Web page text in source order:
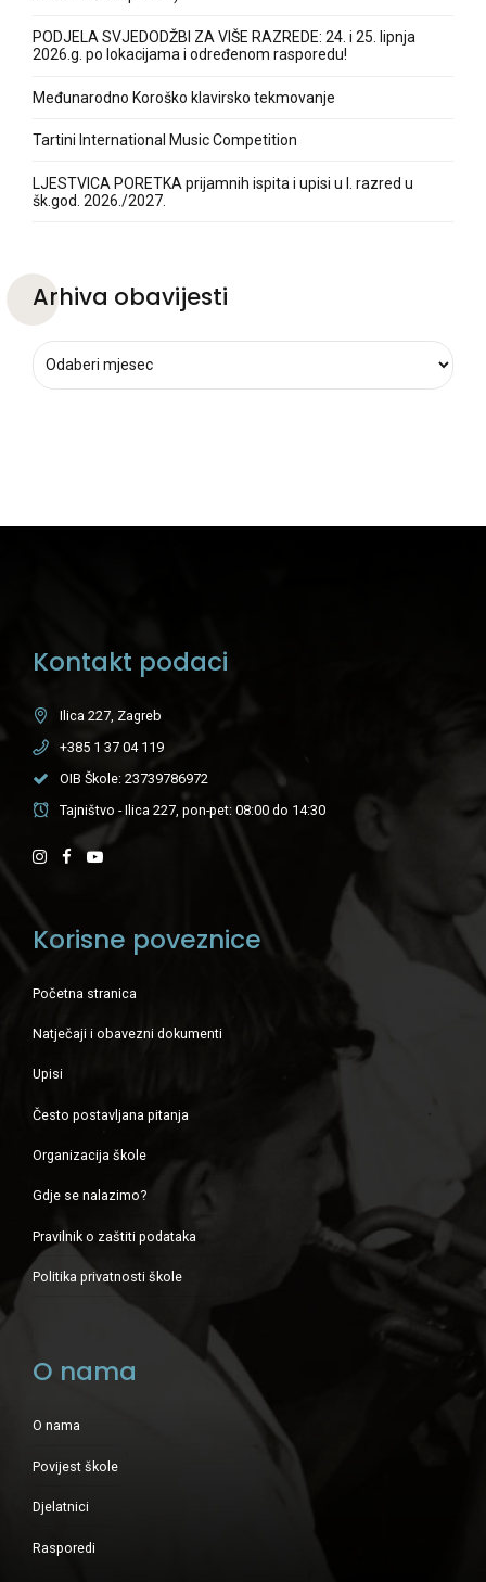
PODJELA SVJEDODŽBI ZA VIŠE RAZREDE: 24. i 25. lipnja
2026.g. po lokacijama i određenom rasporedu!
Međunarodno Koroško klavirsko tekmovanje
Tartini International Music Competition
LJESTVICA PORETKA prijamnih ispita i upisi u I. razred u
šk.god. 2026./2027.
Arhiva obavijesti
Kontakt podaci
Ilica 227, Zagreb
+385 1 37 04 119
OIB Škole: 23739786972
Tajništvo - Ilica 227, pon-pet: 08:00 do 14:30
Korisne poveznice
Početna stranica
Natječaji i obavezni dokumenti
Upisi
Često postavljana pitanja
Organizacija škole
Gdje se nalazimo?
Pravilnik o zaštiti podataka
Politika privatnosti škole
O nama
O nama
Povijest škole
Djelatnici
Rasporedi